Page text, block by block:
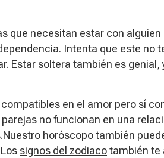
que necesitan estar con alguien
Intenta que este no
Estar soltera también es genial,
en el amor pero sí
no funcionan en una
horóscopo también
signos del zodiacotambién te